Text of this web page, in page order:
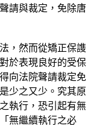
請與裁定，免除唐
，然而從矯正保謢
於表現良好的受保
向法院聲請裁定免
少之又少。究其原
執行，恐引起有無
無繼續執行之必